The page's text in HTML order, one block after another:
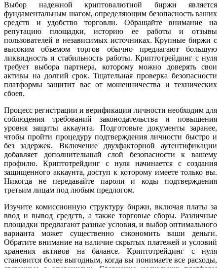
Выбор надежной криптовалютной биржи является
фундаментальным шагом, определяющим безопасность ваших
средств и удобство торговли. Обращайте внимание на
репутацию площадки, историю ее работы и отзывы
пользователей в независимых источниках. Крупные биржи с
высоким объемом торгов обычно предлагают большую
ликвидность и стабильность работы. Криптотрейдинг с нуля
требует выбора партнера, которому можно доверять свои
активы на долгий срок. Тщательная проверка безопасности
платформы защитит вас от мошенничества и технических
сбоев.
Процесс регистрации и верификации личности необходим для
соблюдения требований законодательства и повышения
уровня защиты аккаунта. Подготовьте документы заранее,
чтобы пройти процедуру подтверждения личности быстро и
без задержек. Включение двухфакторной аутентификации
добавляет дополнительный слой безопасности к вашему
профилю. Криптотрейдинг с нуля начинается с создания
защищенного аккаунта, доступ к которому имеете только вы.
Никогда не передавайте пароли и коды подтверждения
третьим лицам под любым предлогом.
Изучите комиссионную структуру биржи, включая платы за
ввод и вывод средств, а также торговые сборы. Различные
площадки предлагают разные условия, и выбор оптимального
варианта может существенно сэкономить ваши деньги.
Обратите внимание на наличие скрытых платежей и условий
хранения активов на балансе. Криптотрейдинг с нуля
становится более выгодным, когда вы понимаете все расходы,